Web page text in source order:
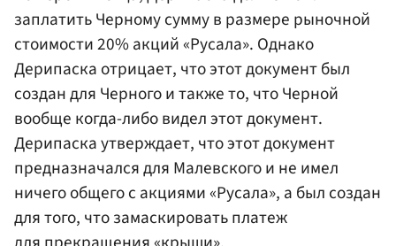
заплатить Черному сумму в размере рыночной
стоимости 20% акций «Русала». Однако
Дерипаска отрицает, что этот документ был
создан для Черного и также то, что Черной
вообще когда-либо видел этот документ.
Дерипаска утверждает, что этот документ
предназначался для Малевского и не имел
ничего общего с акциями «Русала», а был создан
для того, что замаскировать платеж